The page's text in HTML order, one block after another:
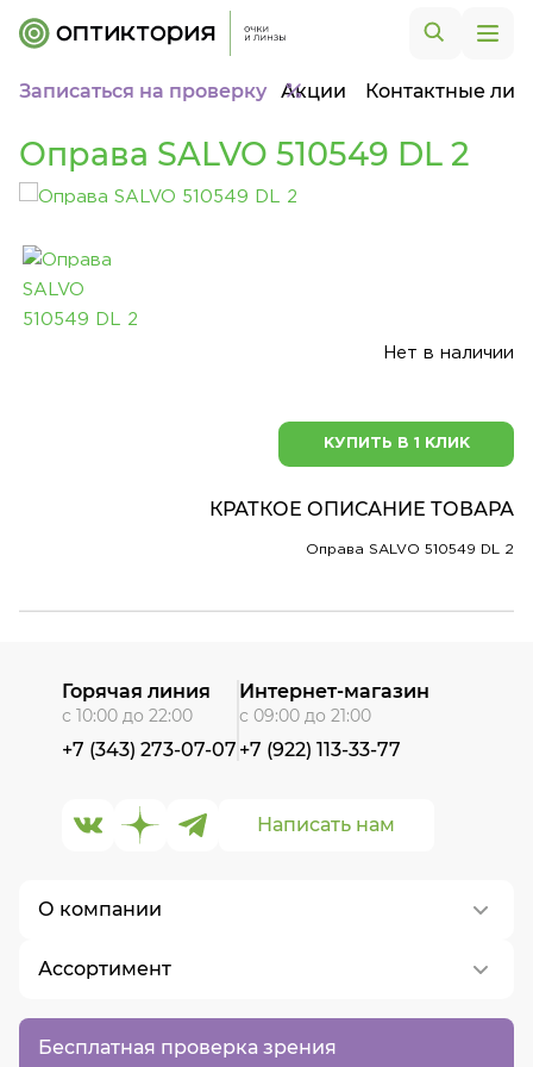
Записаться на проверку Акции Контактные
Оправа SALVO 510549 DL 2
Нет в наличии
КУПИТЬ В 1 КЛИК
КРАТКОЕ ОПИСАНИЕ ТОВАРА
Оправа SALVO 510549 DL 2
Бесплатная проверка зрения
О компании
О нас
Контакты
Вакансии
Ассортимент
Написать нам
Горячая линия
с 10:00 до 22:00
+7 (343) 273-07-07
Интернет-магазин
с 09:00 до 21:00
+7 (922) 113-33-77